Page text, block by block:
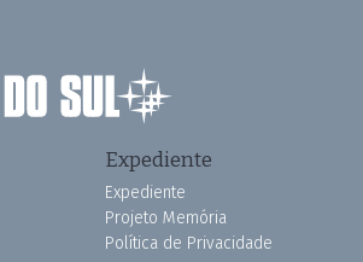
Expediente
Expediente
Projeto Memória
Política de Privacidade